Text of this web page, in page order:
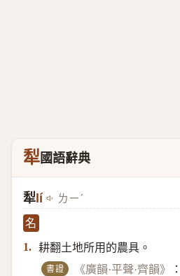
犁國語辭典
犁 lí ㄌㄧˊ
名
1. 耕翻土地所用的農具。
書證 《廣韻·平聲·齊韻》 ：